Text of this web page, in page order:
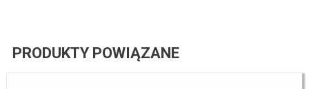
PRODUKTY POWIĄZANE